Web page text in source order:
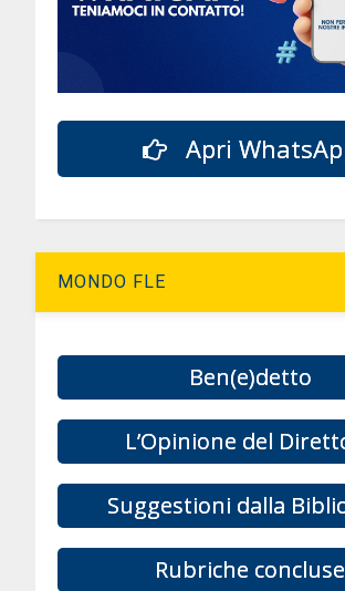
Apri
MONDO FLE
Ben(e)detto
L’Opinione del
Suggestioni dalla
Rubriche concluse